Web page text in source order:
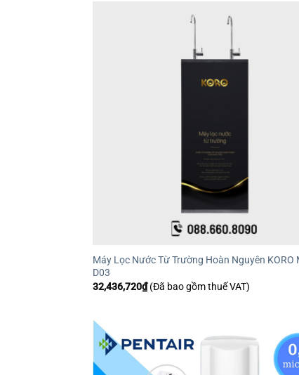
Máy Lọc Nước Từ Trường Hoàn Nguyên KORO
D03
32,436,720₫ (Đã bao gồm thuế VAT)